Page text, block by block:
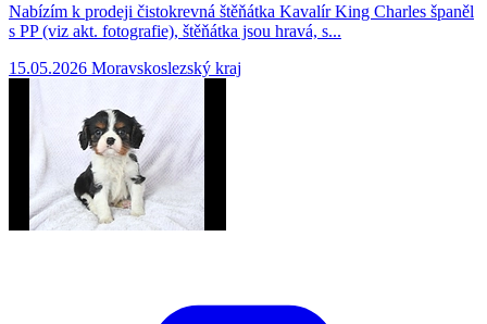
Nabízím k prodeji čistokrevná štěňátka Kavalír King Charles španěl
s PP (viz akt. fotografie), štěňátka jsou hravá, s...
15.05.2026 Moravskoslezský kraj